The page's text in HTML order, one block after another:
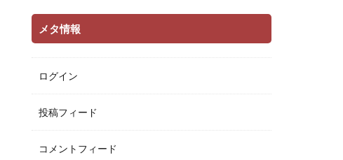
メタ情報
ログイン
投稿フィード
コメントフィード